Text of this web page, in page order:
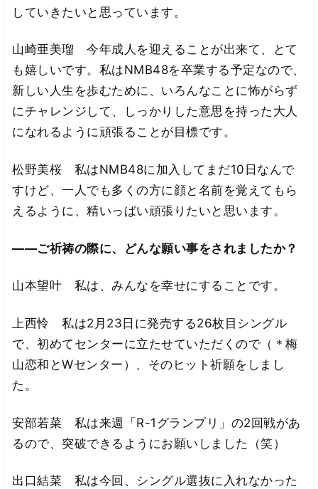
していきたいと思っています。
山崎亜美瑠 今年成人を迎えることが出来て、とて
も嬉しいです。私はNMB48を卒業する予定なので、
新しい人生を歩むために、いろんなことに怖がらず
にチャレンジして、しっかりした意思を持った大人
になれるように頑張ることが目標です。
松野美桜 私はNMB48に加入してまだ10日なんで
すけど、一人でも多くの方に顔と名前を覚えてもら
えるように、精いっぱい頑張りたいと思います。
――ご祈祷の際に、どんな願い事をされましたか？
山本望叶 私は、みんなを幸せにすることです。
上西怜 私は2月23日に発売する26枚目シングル
で、初めてセンターに立たせていただくので（＊梅
山恋和とWセンター）、そのヒット祈願をしまし
た。
安部若菜 私は来週「R-1グランプリ」の2回戦があ
るので、突破できるようにお願いしました（笑）
出口結菜 私は今回、シングル選抜に入れなかった